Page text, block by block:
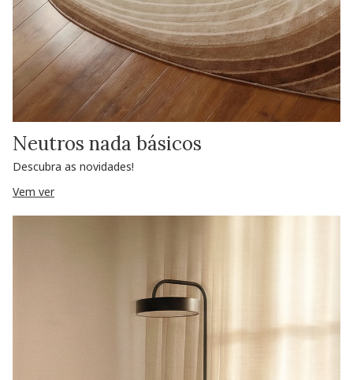
Neutros nada básicos
Descubra as novidades!
Vem ver